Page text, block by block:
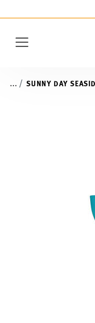
... SUNNY DAY